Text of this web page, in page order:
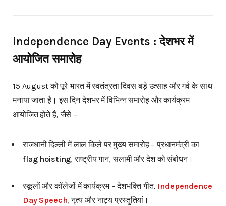
Independence Day Events : देशभर में
आयोजित समारोह
15 August को पूरे भारत में स्वतंत्रता दिवस बड़े उत्साह और गर्व के साथ
मनाया जाता है। इस दिन देशभर में विभिन्न समारोह और कार्यक्रम
आयोजित होते हैं, जैसे –
राजधानी दिल्ली में लाल किले पर मुख्य समारोह – प्रधानमंत्री का
flag hoisting, राष्ट्रीय गान, सलामी और देश को संबोधन।
स्कूलों और कॉलेजों में कार्यक्रम – देशभक्ति गीत, Independence
Day Speech, नृत्य और नाट्य प्रस्तुतियां।